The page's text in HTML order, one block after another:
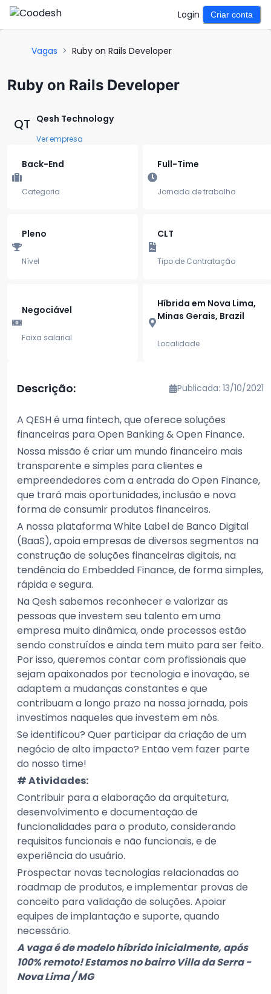
Login Criar conta
Vagas > Ruby on Rails Developer
Ruby on Rails Developer
QT Qesh Technology
Ver empresa
Back-End
Categoria
Full-Time
Jornada de trabalho
Pleno
Nível
CLT
Tipo de Contratação
Negociável
Faixa salarial
Híbrida em Nova Lima,
Minas Gerais, Brazil
Localidade
Descrição: Publicada: 13/10/2021
A QESH é uma fintech, que oferece soluções
financeiras para Open Banking & Open Finance.
Nossa missão é criar um mundo financeiro mais
transparente e simples para clientes e
empreendedores com a entrada do Open Finance,
que trará mais oportunidades, inclusão e nova
forma de consumir produtos financeiros.
A nossa plataforma White Label de Banco Digital
(BaaS), apoia empresas de diversos segmentos na
construção de soluções financeiras digitais, na
tendência do Embedded Finance, de forma simples,
rápida e segura.
Na Qesh sabemos reconhecer e valorizar as
pessoas que investem seu talento em uma
empresa muito dinâmica, onde processos estão
sendo construídos e ainda tem muito para ser feito.
Por isso, queremos contar com profissionais que
sejam apaixonados por tecnologia e inovação, se
adaptem a mudanças constantes e que
contribuam a longo prazo na nossa jornada, pois
investimos naqueles que investem em nós.
Se identificou? Quer participar da criação de um
negócio de alto impacto? Então vem fazer parte
do nosso time!
# Atividades:
Contribuir para a elaboração da arquitetura,
desenvolvimento e documentação de
funcionalidades para o produto, considerando
requisitos funcionais e não funcionais, e de
experiência do usuário.
Prospectar novas tecnologias relacionadas ao
roadmap de produtos, e implementar provas de
conceito para validação de soluções. Apoiar
equipes de implantação e suporte, quando
necessário.
A vaga é de modelo híbrido inicialmente, após
100% remoto! Estamos no bairro Villa da Serra -
Nova Lima / MG